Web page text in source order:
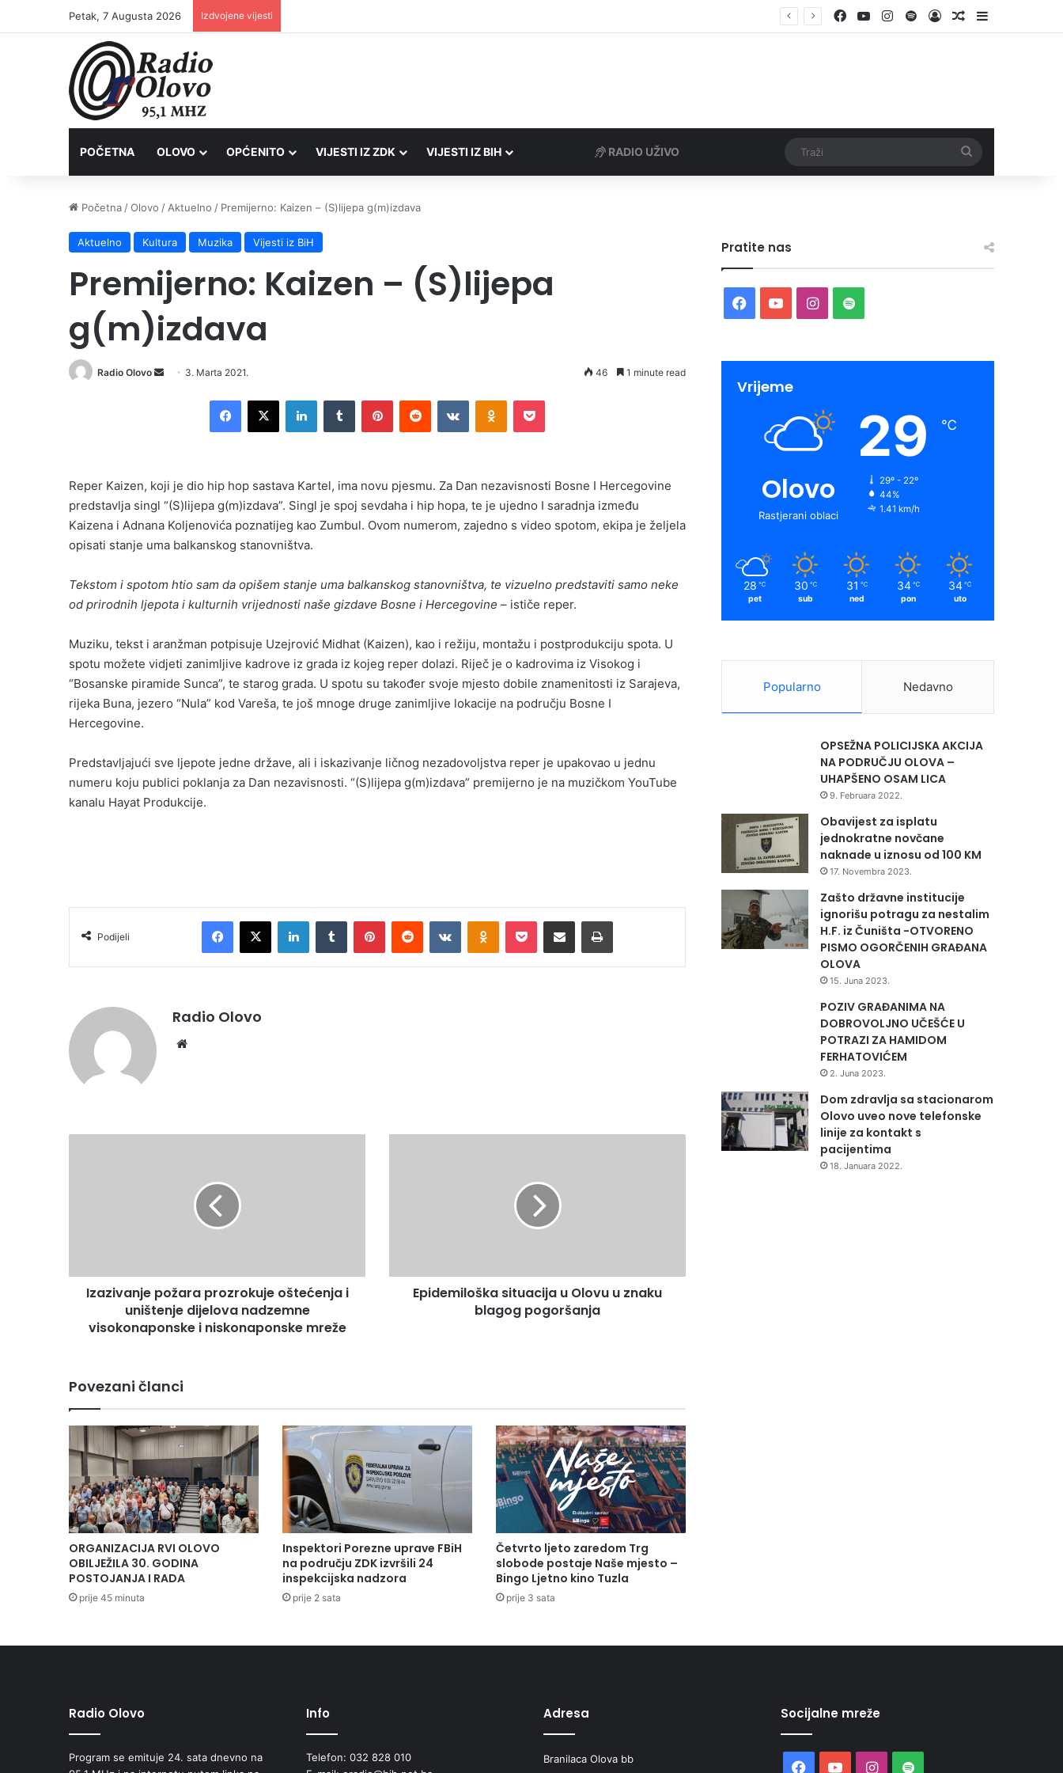
Petak, 7 Augusta 2026 Izdvojene vijesti Facebook
YouTubeInstagram
SpotifyLog InRandom Article
Sidebar
POČETNA OLOVO OPĆENITO VIJESTI IZ ZDK VIJESTI IZ BIH RADIO UŽIVO
Početna /Olovo / Aktuelno / Premijerno: Kaizen – (S)lijepa g(m)izdava
Aktuelno Kultura Muzika Vijesti iz BiH
Premijerno: Kaizen – (S)lijepa
g(m)izdava
Radio Olovo
Send 3. Marta 2021. 46 1 minute read
Facebook
X LinkedInTumblr PinterestReddit VKontakteOdnoklassniki
Pocket
Reper Kaizen, koji je dio hip hop sastava Kartel, ima novu pjesmu. Za Dan nezavisnosti Bosne I Hercegovine
predstavlja singl “(S)lijepa g(m)izdava”. Singl je spoj sevdaha i hip hopa, te je ujedno I saradnja između
Kaizena i Adnana Koljenovića poznatijeg kao Zumbul. Ovom numerom, zajedno s video spotom, ekipa je željela
opisati stanje uma balkanskog stanovništva.
Tekstom i spotom htio sam da opišem stanje uma balkanskog stanovništva, te vizuelno predstaviti samo neke
od prirodnih ljepota i kulturnih vrijednosti naše gizdave Bosne i Hercegovine – ističe reper.
Muziku, tekst i aranžman potpisuje Uzejrović Midhat (Kaizen), kao i režiju, montažu i postprodukciju spota. U
spotu možete vidjeti zanimljive kadrove iz grada iz kojeg reper dolazi. Riječ je o kadrovima iz Visokog i
“Bosanske piramide Sunca”, te starog grada. U spotu su također svoje mjesto dobile znamenitosti iz Sarajeva,
rijeka Buna, jezero “Nula” kod Vareša, te još mnoge druge zanimljive lokacije na području Bosne I
Hercegovine.
Predstavljajući sve ljepote jedne države, ali i iskazivanje ličnog nezadovoljstva reper je upakovao u jednu
numeru koju publici poklanja za Dan nezavisnosti. “(S)lijepa g(m)izdava” premijerno je na muzičkom YouTube
kanalu Hayat Produkcije.
Podijeli
Facebook
X LinkedInTumblr PinterestReddit VKontakteOdnoklassniki
Pocket Podijeli putem Emaila Print
Radio Olovo
visokonaponske
niskonaponske
mreže
Izazivanje požara prozrokuje oštećenja i
uništenje dijelova nadzemne
visokonaponske i niskonaponske mreže
Epidemiloška situacija u Olovu u znaku
blagog pogoršanja
Povezani članci
ORGANIZACIJA RVI OLOVO
OBILJEŽILA 30. GODINA
POSTOJANJA I RADA
prije 45 minuta
Inspektori Porezne uprave FBiH
na području ZDK izvršili 24
inspekcijska nadzora
prije 2 sata
Četvrto ljeto zaredom Trg
slobode postaje Naše mjesto –
Bingo Ljetno kino Tuzla
prije 3 sata
Pratite nas
Facebook
YouTubeInstagram
Spotify
Vrijeme
Olovo
Rastjerani oblaci
29 ℃
29º - 22º
44%
1.41 km/h
28 ℃
pet
30 ℃
sub
31 ℃
ned
34 ℃
pon
34 ℃
uto
Popularno Nedavno
OPSEŽNA POLICIJSKA AKCIJA
NA PODRUČJU OLOVA –
UHAPŠENO OSAM LICA
9. Februara 2022.
Obavijest za isplatu
jednokratne novčane
naknade u iznosu od 100 KM
17. Novembra 2023.
Zašto državne institucije
ignorišu potragu za nestalim
H.F. iz Čuništa -OTVORENO
PISMO OGORČENIH GRAĐANA
OLOVA
15. Juna 2023.
POZIV GRAĐANIMA NA
DOBROVOLJNO UČEŠĆE U
POTRAZI ZA HAMIDOM
FERHATOVIĆEM
2. Juna 2023.
Dom zdravlja sa stacionarom
Olovo uveo nove telefonske
linije za kontakt s
pacijentima
18. Januara 2022.
Radio Olovo
Program se emituje 24. sata dnevno na
Info
Telefon: 032 828 010
Adresa
Branilaca Olova bb
Socijalne mreže
Facebook
YouTubeInstagram
Spotify